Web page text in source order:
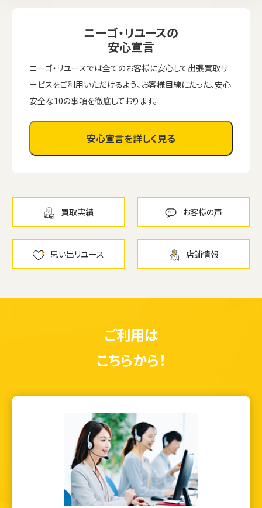
ウェブから1分
かんたん査定見積
フリーダイヤル
0120-1212-25
ニーゴ・リユースの
安心宣言
ニーゴ・リユースでは全てのお客様に安心して出張買取サ
ービスをご利用いただけるよう、お客様目線にたった、安心
安全な10の事項を徹底しております。
安心宣言を詳しく見る
買取実績 お客様の声
思い出リユース 店舗情報
ご利用は
こちらから！